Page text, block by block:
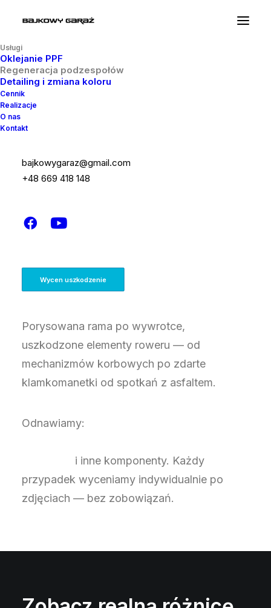
Usługi
Oklejanie PPF
Regeneracja podzespołów
Detailing i zmiana koloru
Cennik
Realizacje
O nas
Kontakt
bajkowygaraz@gmail.com
+48 669 418 148
Co regenerujemy?
Prawie wszystko, co moga
uszkodzic drogi i przypadki
Wycen uszkodzenie
Porysowana rama po wywrotce,
uszkodzone elementy roweru — od
mechanizmów korbowych po zdarte
klamkomanetki od spotkań z asfaltem.
Odnawiamy:
i inne komponenty. Każdy
przypadek wyceniamy indywidualnie po
zdjęciach — bez zobowiązań.